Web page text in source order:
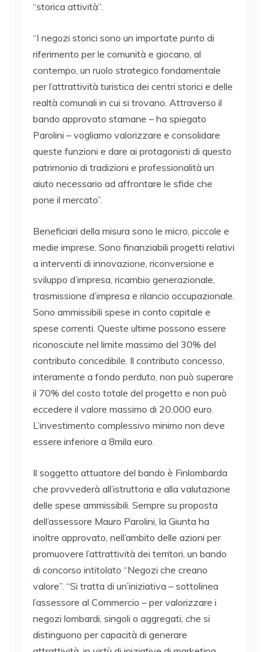
“storica attività”.
“I negozi storici sono un importate punto di
riferimento per le comunità e giocano, al
contempo, un ruolo strategico fondamentale
per l’attrattività turistica dei centri storici e delle
realtà comunali in cui si trovano. Attraverso il
bando approvato stamane – ha spiegato
Parolini – vogliamo valorizzare e consolidare
queste funzioni e dare ai protagonisti di questo
patrimonio di tradizioni e professionalità un
aiuto necessario ad affrontare le sfide che
pone il mercato”.
Beneficiari della misura sono le micro, piccole e
medie imprese. Sono finanziabili progetti relativi
a interventi di innovazione, riconversione e
sviluppo d’impresa, ricambio generazionale,
trasmissione d’impresa e rilancio occupazionale.
Sono ammissibili spese in conto capitale e
spese correnti. Queste ultime possono essere
riconosciute nel limite massimo del 30% del
contributo concedibile. Il contributo concesso,
interamente a fondo perduto, non può superare
il 70% del costo totale del progetto e non può
eccedere il valore massimo di 20.000 euro.
L’investimento complessivo minimo non deve
essere inferiore a 8mila euro.
Il soggetto attuatore del bando è Finlombarda
che provvederà all’istruttoria e alla valutazione
delle spese ammissibili. Sempre su proposta
dell’assessore Mauro Parolini, la Giunta ha
inoltre approvato, nell’ambito delle azioni per
promuovere l’attrattività dei territori, un bando
di concorso intitolato “Negozi che creano
valore”. “Si tratta di un’iniziativa – sottolinea
l’assessore al Commercio – per valorizzare i
negozi lombardi, singoli o aggregati, che si
distinguono per capacità di generare